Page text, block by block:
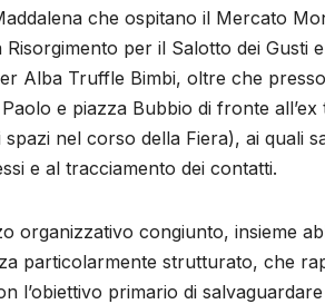
che ospitano il Mercato
per il Salotto dei Gusti
Alba Truffle Bimbi, oltre che
e piazza Bubbio di fronte
nel corso della Fiera), ai quali
e al tracciamento dei contatti.
organizzativo congiunto, insieme
particolarmente strutturato, che
l’obiettivo primario di